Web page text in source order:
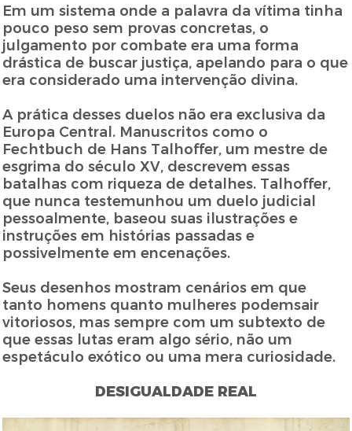
Em um sistema onde a palavra da vítima tinha
pouco peso sem provas concretas, o
julgamento por combate era uma forma
drástica de buscar justiça, apelando para o que
era considerado uma intervenção divina.
A prática desses duelos não era exclusiva da
Europa Central. Manuscritos como o
Fechtbuch de Hans Talhoffer, um mestre de
esgrima do século XV, descrevem essas
batalhas com riqueza de detalhes. Talhoffer,
que nunca testemunhou um duelo judicial
pessoalmente, baseou suas ilustrações e
instruções em histórias passadas e
possivelmente em encenações.
Seus desenhos mostram cenários em que
tanto homens quanto mulheres podemsair
vitoriosos, mas sempre com um subtexto de
que essas lutas eram algo sério, não um
espetáculo exótico ou uma mera curiosidade.
DESIGUALDADE REAL